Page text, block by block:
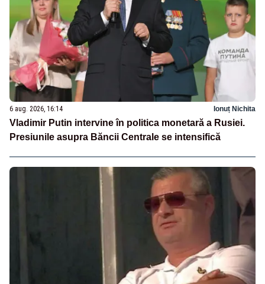
6 aug. 2026, 16:14 Ionuț Nichita
Vladimir Putin intervine în politica monetară a Rusiei.
Presiunile asupra Băncii Centrale se intensifică